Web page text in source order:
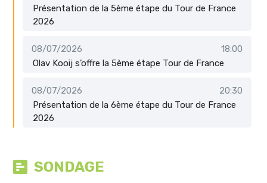
Présentation de la 5ème étape du Tour de France
2026
08/07/2026
18:00
Olav Kooij s’offre la 5ème étape Tour de France
08/07/2026
20:30
Présentation de la 6ème étape du Tour de France
2026
SONDAGE